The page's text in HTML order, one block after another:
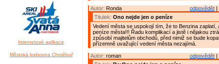
Internetové aplikace
Městská knihovna Chotěboř
odpovědět |
Autor: Ronda
Titulek: Ono nejde jen o peníze
Vedení města se uspokojí tím, že to Benzina zaplatí,
peníze města!!! Řadu komplikací a jistě i nějakou
způsobí majitelům obchodů, před nimiž se bude
přízemně uvažující vedení města nezajímá.
odpovědět |
Autor: roman